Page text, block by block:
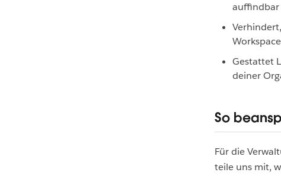
auffindbar
Gestattet
deiner
So
Für die
teile uns mit,